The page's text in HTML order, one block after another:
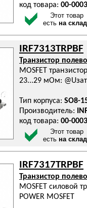
код товара: 00-
Этот товар
есть на
IRF7313TRPBF
Транзистор
MOSFET
23...29 мОм:
Тип корпуса: SO8-
Производитель:
код товара: 00-
Этот товар
есть на
IRF7317TRPBF
Транзистор
MOSFET силовой
POWER MOSFET